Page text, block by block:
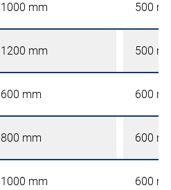
1000 mm 500
1200 mm 500
600 mm 600
800 mm 600
1000 mm 600